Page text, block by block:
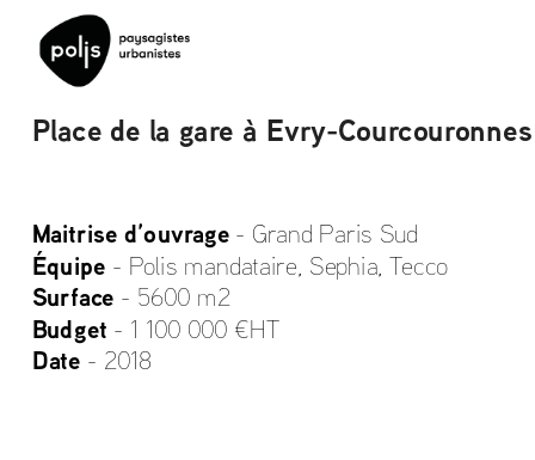
Place de la gare à Evry-Courcouronnes
Maitrise d’ouvrage - Grand Paris Sud
Équipe - Polis mandataire, Sephia, Tecco
Surface - 5600 m2
Budget - 1 100 000 €HT
Date - 2018